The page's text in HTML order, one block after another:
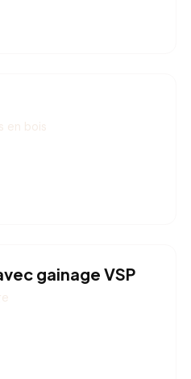
en bois
gainage VSP